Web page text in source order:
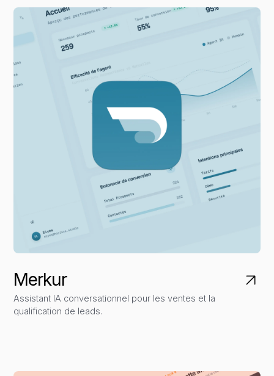
Merkur
Assistant IA conversationnel pour les ventes et la
qualification de leads.